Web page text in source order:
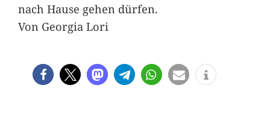
nach Hause gehen dürfen.
Von Georgia Lori